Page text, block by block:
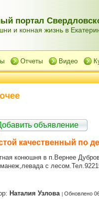
портал
и конная жизнь в
Отчеты Видео
объявление
качественный по
конюшня в п.Вернее
с
Наталия Узлова Обновлено